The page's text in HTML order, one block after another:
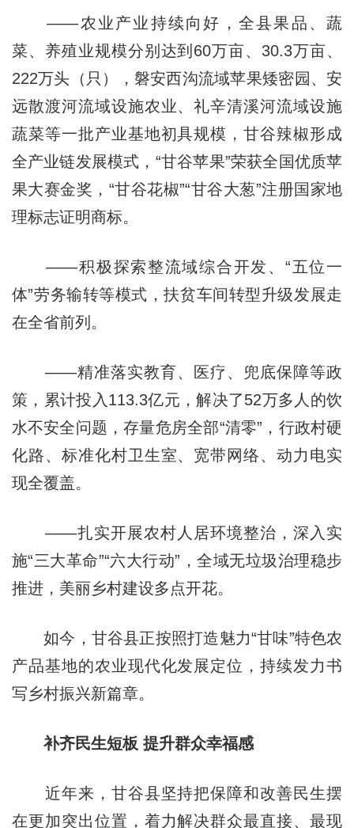
——农业产业持续向好，全县果品、蔬
菜、养殖业规模分别达到60万亩、30.3万亩、
222万头（只），磐安西沟流域苹果矮密园、安
远散渡河流域设施农业、礼辛清溪河流域设施
蔬菜等一批产业基地初具规模，甘谷辣椒形成
全产业链发展模式，“甘谷苹果”荣获全国优质苹
果大赛金奖，“甘谷花椒”“甘谷大葱”注册国家地
理标志证明商标。
——积极探索整流域综合开发、“五位一
体”劳务输转等模式，扶贫车间转型升级发展走
在全省前列。
——精准落实教育、医疗、兜底保障等政
策，累计投入113.3亿元，解决了52万多人的饮
水不安全问题，存量危房全部“清零”，行政村硬
化路、标准化村卫生室、宽带网络、动力电实
现全覆盖。
——扎实开展农村人居环境整治，深入实
施“三大革命”“六大行动”，全域无垃圾治理稳步
推进，美丽乡村建设多点开花。
如今，甘谷县正按照打造魅力“甘味”特色农
产品基地的农业现代化发展定位，持续发力书
写乡村振兴新篇章。
补齐民生短板 提升群众幸福感
近年来，甘谷县坚持把保障和改善民生摆
在更加突出位置，着力解决群众最直接、最现